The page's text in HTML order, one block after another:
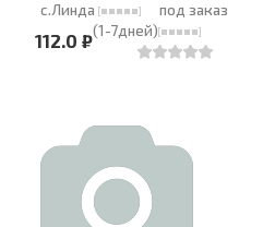
с.Линда
под заказ
(1-7дней)
112.0 ₽